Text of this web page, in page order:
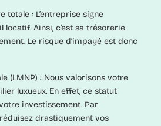
totale : L’entreprise signe
Ainsi, c’est sa trésorerie
Le risque d’impayé est donc
(LMNP) : Nous valorisons votre
luxueux. En effet, ce statut
investissement. Par
drastiquement vos